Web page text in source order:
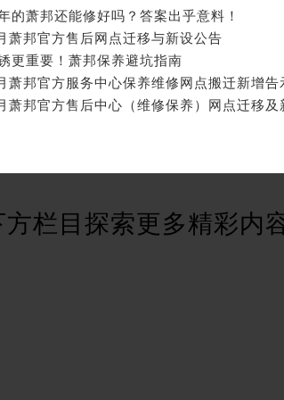
萧邦售后服务中心（需提前预约）
中心（需提前预约）
中心（需提前预约）
（需提前预约）
（需提前预约）
叉口萧邦售后服务中心（需提前预约）
心（需提前预约）
的萧邦还能修好吗？答案出乎意料！
萧邦官方售后网点迁移与新设公告
更重要！萧邦保养避坑指南
萧邦官方服务中心保养维修网点搬迁新增告
栏目探索更多精彩内